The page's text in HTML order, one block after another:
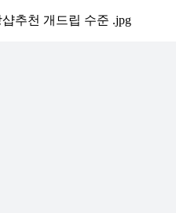
추천 개드립 수준 .jpg